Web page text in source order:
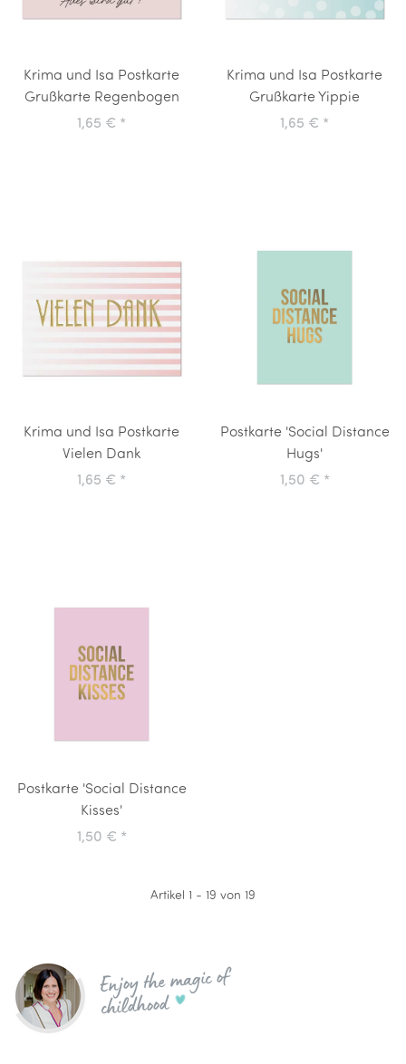
Krima und Isa Postkarte
Grußkarte Regenbogen
1,65 € *
Krima und Isa Postkarte
Grußkarte Yippie
1,65 € *
Krima und Isa Postkarte
Vielen Dank
1,65 € *
Postkarte 'Social Distance
Hugs'
1,50 € *
Postkarte 'Social Distance
Kisses'
1,50 € *
Artikel 1 - 19 von 19
Enjoy the magic of
childhood